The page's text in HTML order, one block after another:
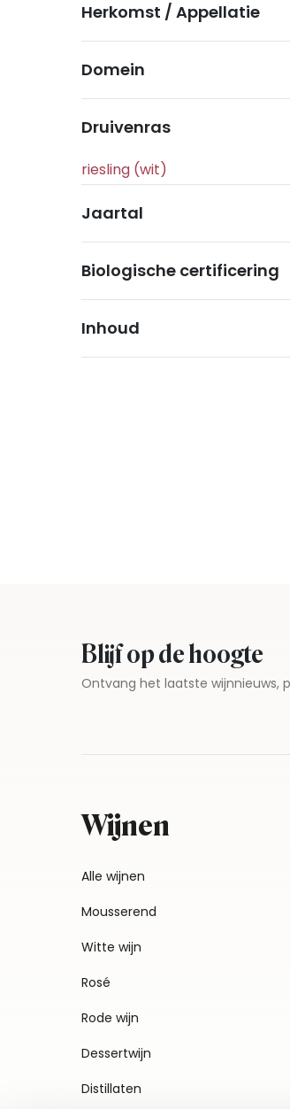
Herkomst / Appellatie
Domein
Druivenras
Jaartal
Biologische certificering
Inhoud
Blijf op de hoogte
Ontvang het laatste wijnnieuws,
Wijnen
Alle wijnen
Mousserend
Witte wijn
Rosé
Rode wijn
Dessertwijn
Distillaten